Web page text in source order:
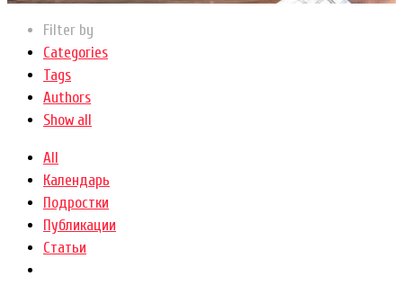
Filter by
Categories
Tags
Authors
Show all
All
Календарь
Подростки
Публикации
Статьи